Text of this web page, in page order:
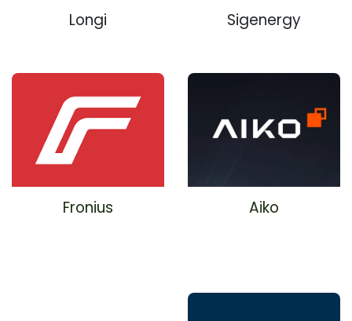
Longi Sigenergy
Fronius Aiko